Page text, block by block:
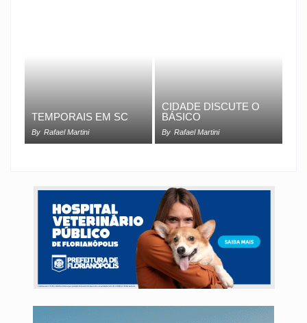
TEMPORAIS EM SC
By Rafael Martini
CIDADE DISCUTE O
BÁSICO
By Rafael Martini